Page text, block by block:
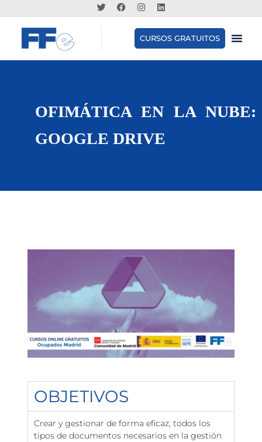
CURSOS GRATUITOS
OFIMÁTICA EN LA NUBE:
GOOGLE DRIVE
OBJETIVOS
Crear y gestionar de forma eficaz, todos los
tipos de documentos necesarios en la gestión